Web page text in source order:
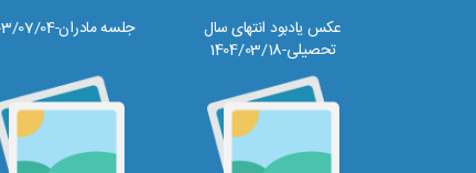
عکس یادبود انتهای سال
تحصیلی-1404/03/18
جلسه مادران-1403/07/04